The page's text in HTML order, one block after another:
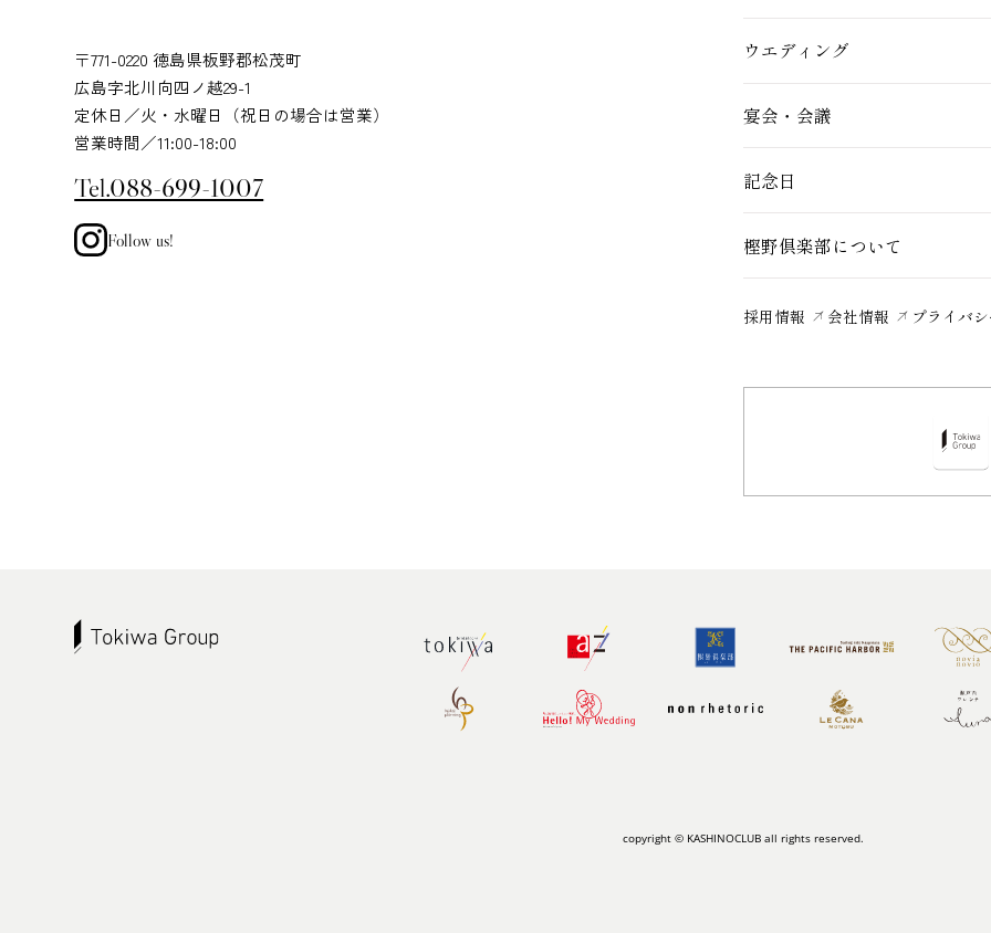
〒771-0220 徳島県板野郡松茂町
広島字北川向四ノ越29-1
定休日／火・水曜日（祝日の場合は営業）
営業時間／11:00-18:00
Tel.088-699-1007
Follow us!
ウエディング
宴会・会議
記念日
樫野倶楽部について
採用情報 会社情報 プライバ
copyright © KASHINOCLUB all rights reserved.